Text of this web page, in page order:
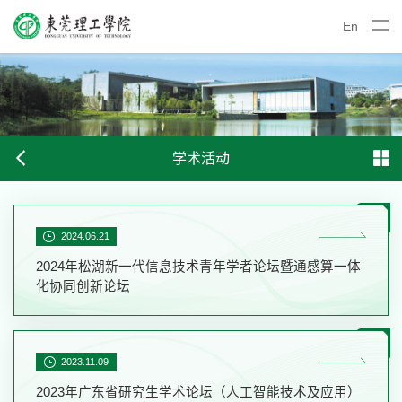
En
学术活动
2024.06.21
2024年松湖新一代信息技术青年学者论坛暨通感算一体
化协同创新论坛
2023.11.09
2023年广东省研究生学术论坛（人工智能技术及应用）